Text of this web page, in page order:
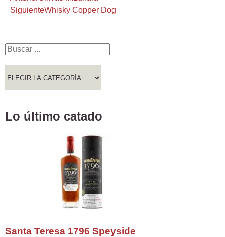
SiguienteWhisky Copper Dog
Lo último catado
Santa Teresa 1796 Speyside